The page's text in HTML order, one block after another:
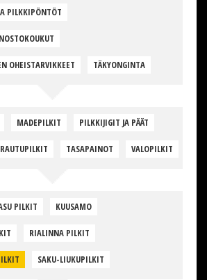
PILKKIPÖNTÖT
OHEISTARVIKKEET TÄKYONGINTA
MADEPILKIT PILKKIJIGIT JA PÄÄT
RAUTUPILKIT TASAPAINOT VALOPILKIT
PILKIT KUUSAMO
RIALINNA PILKIT
SAKU-LIUKUPILKIT